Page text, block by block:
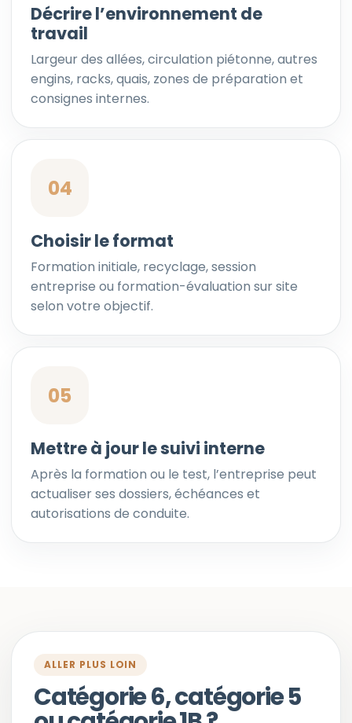
Décrire l’environnement de
travail
Largeur des allées, circulation piétonne, autres
engins, racks, quais, zones de préparation et
consignes internes.
04
Choisir le format
Formation initiale, recyclage, session
entreprise ou formation-évaluation sur site
selon votre objectif.
05
Mettre à jour le suivi interne
Après la formation ou le test, l’entreprise peut
actualiser ses dossiers, échéances et
autorisations de conduite.
ALLER PLUS LOIN
Catégorie 6, catégorie 5